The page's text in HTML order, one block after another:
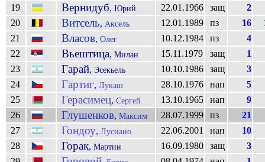
19
Вернидуб, Юрий 22.01.1966 защ
2
20
Витсель, Аксель 12.01.1989 пз 16
21
Власов, Олег 10.12.1984 пз
4
22
Вьештица, Милан 15.11.1979 защ
1
23
Гарай, Эсекьель 10.10.1986 защ
3
24
Гартиг, Лукаш 28.10.1976 нап
5
25
Герасимец, Сергей 13.10.1965 нап
9
26
Глушенков, Максим 28.07.1999 пз
21
27
Гондоу, Лусиано 22.06.2001 нап
10
28
Горак, Мартин 16.09.1980 защ
3